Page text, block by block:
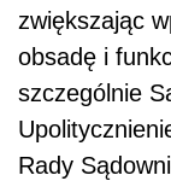
zwiększając
obsadę i
szczególnie
Rady